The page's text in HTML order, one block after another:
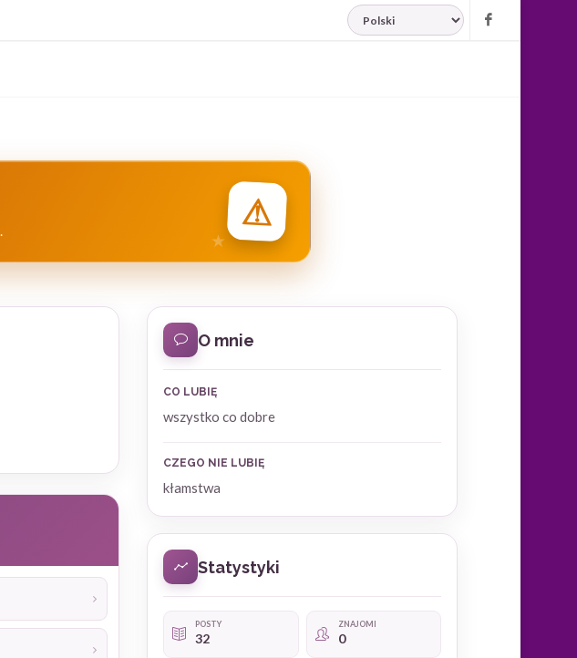
JĘZYK
⚠
O mnie
CO LUBIĘ
wszystko co dobre
CZEGO NIE LUBIĘ
kłamstwa
Statystyki
POSTY
32
ZNAJOMI
0